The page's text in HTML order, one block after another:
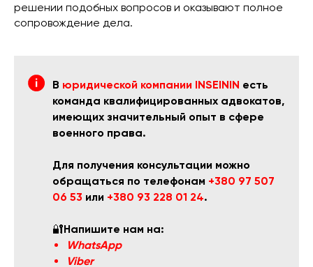
решении подобных вопросов и оказывают полное
сопровождение дела.
В юридической компании INSEININ есть
команда квалифицированных адвокатов,
имеющих значительный опыт в сфере
военного права.
Для получения консультации можно
обращаться по телефонам +380 97 507
06 53 или +380 93 228 01 24.
🔐Напишите нам на:
WhatsApp
Viber